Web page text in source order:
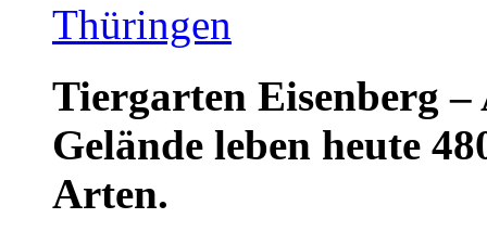
Thüringen
Tiergarten Eisenberg
Gelände leben heute
Arten.